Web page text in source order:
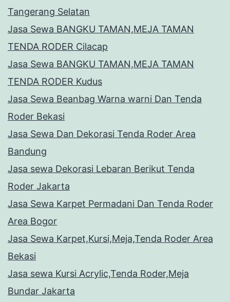
Tangerang Selatan
Jasa Sewa BANGKU TAMAN,MEJA TAMAN
TENDA RODER Cilacap
Jasa Sewa BANGKU TAMAN,MEJA TAMAN
TENDA RODER Kudus
Jasa Sewa Beanbag Warna warni Dan Tenda
Roder Bekasi
Jasa Sewa Dan Dekorasi Tenda Roder Area
Bandung
Jasa sewa Dekorasi Lebaran Berikut Tenda
Roder Jakarta
Jasa Sewa Karpet Permadani Dan Tenda Roder
Area Bogor
Jasa Sewa Karpet,Kursi,Meja,Tenda Roder Area
Bekasi
Jasa sewa Kursi Acrylic,Tenda Roder,Meja
Bundar Jakarta